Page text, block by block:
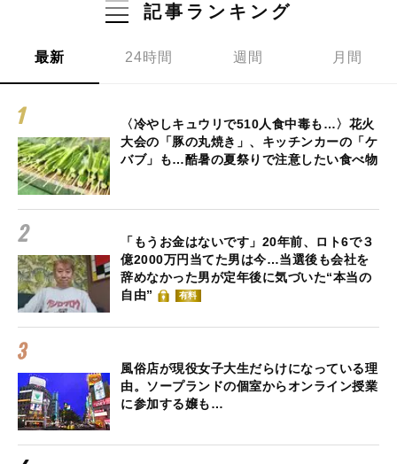
記事ランキング
最新 24時間 週間 月間
〈冷やしキュウリで510人食中毒も…〉花火
大会の「豚の丸焼き」、キッチンカーの「ケ
バブ」も…酷暑の夏祭りで注意したい食べ物
「もうお金はないです」20年前、ロト6で３
億2000万円当てた男は今…当選後も会社を
辞めなかった男が定年後に気づいた“本当の
自由”
有料
風俗店が現役女子大生だらけになっている理
由。ソープランドの個室からオンライン授業
に参加する嬢も…